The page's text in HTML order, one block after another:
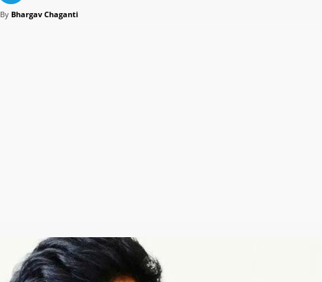
By Bhargav Chaganti